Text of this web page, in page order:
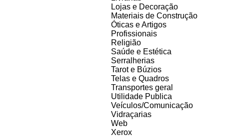
Lojas e Decoração
Materiais de Construção
Óticas e Artigos
Profissionais
Religião
Saúde e Estética
Serralherias
Tarot e Búzios
Telas e Quadros
Transportes geral
Utilidade Publica
Veículos/Comunicação
Vidraçarias
Web
Xerox